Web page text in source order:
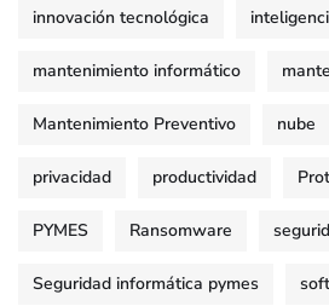
innovación tecnológica
mantenimiento informático
Mantenimiento Preventivo nube
privacidad productividad
PYMES Ransomware
Seguridad informática pymes